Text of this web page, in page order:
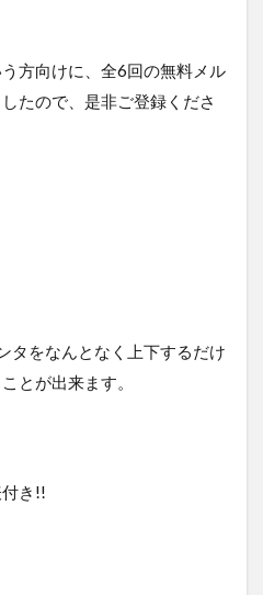
方向けに、全6回の無料メル
たので、是非ご登録くださ
タをなんとなく上下するだけ
とが出来ます。
き!!